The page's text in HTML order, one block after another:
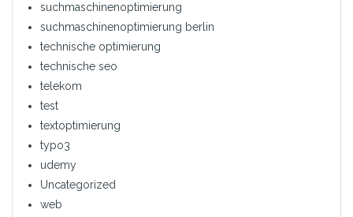
suchmaschinenoptimierung
suchmaschinenoptimierung berlin
technische optimierung
technische seo
telekom
test
textoptimierung
typo3
udemy
Uncategorized
web